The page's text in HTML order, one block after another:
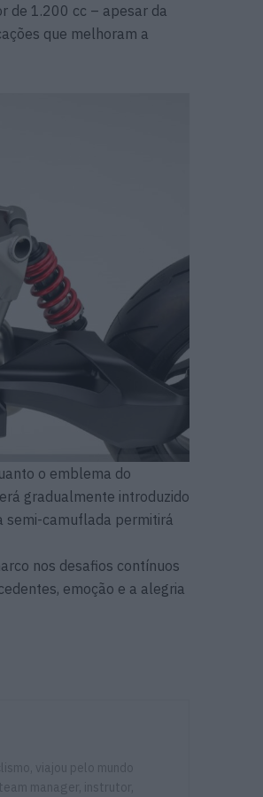
de 1.200 cc – apesar da
que melhoram a
o emblema do
gradualmente introduzido
semi-camuflada permitirá
nos desafios contínuos
emoção e a alegria
viajou pelo mundo
manager, instrutor,